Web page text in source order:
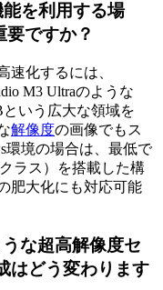
を利用する場
ですか？
速化するには、
M3 Ultraのような
いう広大な領域を
解像度の画像でもス
環境の場合は、最低で
ラス）を搭載した構
肥大化にも対応可能
な超高解像度セ
はどう変わります